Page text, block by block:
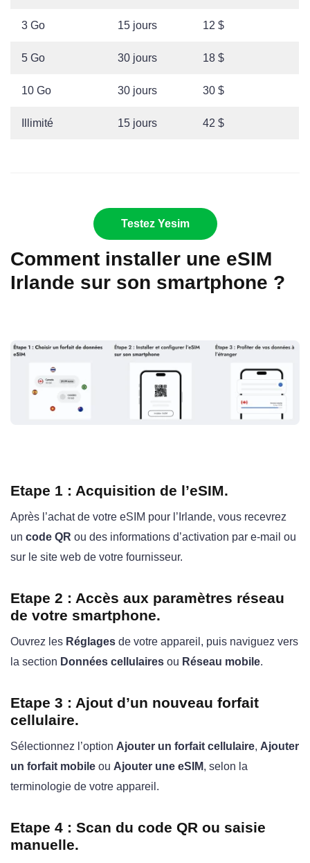
3 Go 15 jours 12 $
5 Go 30 jours 18 $
10 Go 30 jours 30 $
Illimité 15 jours 42 $
Testez Yesim
Comment installer une eSIM
Irlande sur son smartphone ?
Etape 1 : Acquisition de l’eSIM.
Après l’achat de votre eSIM pour l’Irlande, vous recevrez
un code QR ou des informations d’activation par e-mail ou
sur le site web de votre fournisseur.
Etape 2 : Accès aux paramètres réseau
de votre smartphone.
Ouvrez les Réglages de votre appareil, puis naviguez vers
la section Données cellulaires ou Réseau mobile.
Etape 3 : Ajout d’un nouveau forfait
cellulaire.
Sélectionnez l’option Ajouter un forfait cellulaire, Ajouter
un forfait mobile ou Ajouter une eSIM, selon la
terminologie de votre appareil.
Etape 4 : Scan du code QR ou saisie
manuelle.